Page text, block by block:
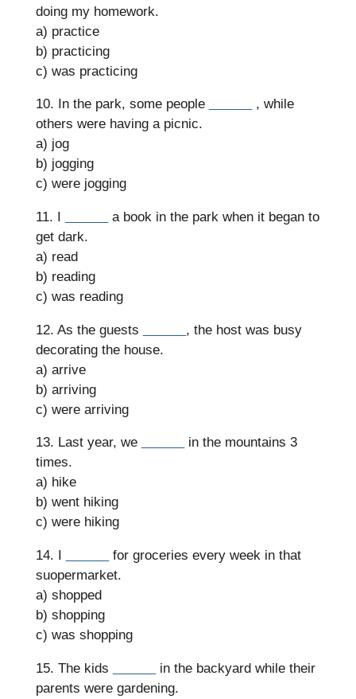
doing my homework.
a) practice
b) practicing
c) was practicing
10. In the park, some people
, while
others were having a picnic.
a) jog
b) jogging
c) were jogging
11. I
a book in the park when it began to
get dark.
a) read
b) reading
c) was reading
12. As the guests
, the host was busy
decorating the house.
a) arrive
b) arriving
c) were arriving
13. Last year, we
in the mountains 3
times.
a) hike
b) went hiking
c) were hiking
14. I
for groceries every week in that
suopermarket.
a) shopped
b) shopping
c) was shopping
15. The kids
in the backyard while their
parents were gardening.